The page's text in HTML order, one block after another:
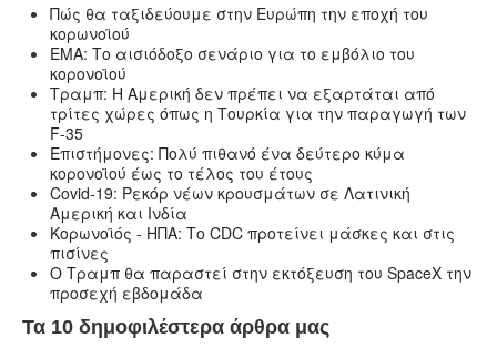
Πώς θα ταξιδεύουμε στην Ευρώπη την εποχή του
κορωνοϊού
ΕΜΑ: Το αισιόδοξο σενάριο για το εμβόλιο του
κορονοϊού
Τραμπ: Η Αμερική δεν πρέπει να εξαρτάται από
τρίτες χώρες όπως η Τουρκία για την παραγωγή των
F-35
Επιστήμονες: Πολύ πιθανό ένα δεύτερο κύμα
κορονοϊού έως το τέλος του έτους
Covid-19: Ρεκόρ νέων κρουσμάτων σε Λατινική
Αμερική και Ινδία
Κορωνοϊός - ΗΠΑ: Το CDC προτείνει μάσκες και στις
πισίνες
Ο Τραμπ θα παραστεί στην εκτόξευση του SpaceX την
προσεχή εβδομάδα
Τα 10 δημοφιλέστερα άρθρα μας